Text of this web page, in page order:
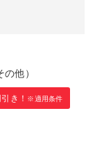
他）
き！ ※適用条件